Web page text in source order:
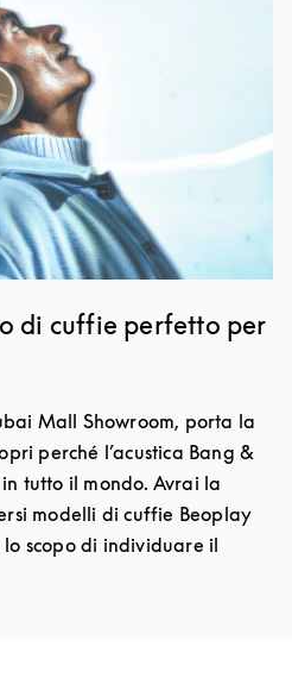
di cuffie perfetto per
Mall Showroom, porta la
perché l’acustica Bang &
tutto il mondo. Avrai la
modelli di cuffie Beoplay
lo scopo di individuare il